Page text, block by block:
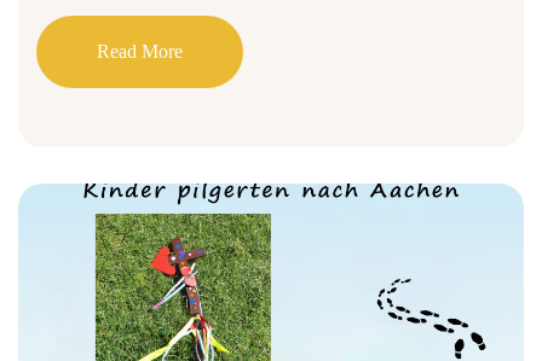
Read More